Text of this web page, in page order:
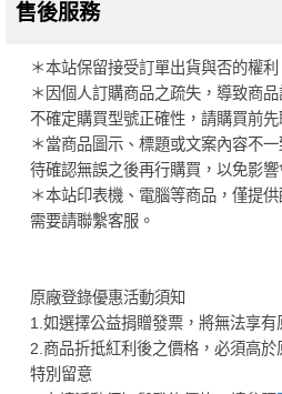
售後服務
＊本站保留接受訂單出貨與否的權利
＊因個人訂購商品之疏失，導致商
不確定購買型號正確性，請購買前先
＊當商品圖示、標題或文案內容不
待確認無誤之後再行購買，以免影響
＊本站印表機、電腦等商品，僅提
需要請聯繫客服。
原廠登錄優惠活動須知
1.如選擇公益捐贈發票，將無法享有
2.商品折抵紅利後之價格，必須高
特別留意